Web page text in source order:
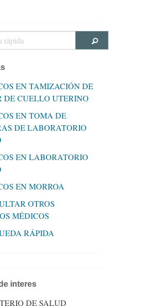
EN TAMIZACIÓN DE
DE CUELLO UTERINO
EN TOMA DE
DE LABORATORIO
EN LABORATORIO
EN MORROA
OTROS
MÉDICOS
RÁPIDA
interes
DE SALUD